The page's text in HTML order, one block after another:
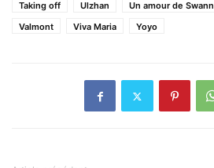
Taking off
Ulzhan Un amour de Swann
Valmont
Viva Maria Yoyo